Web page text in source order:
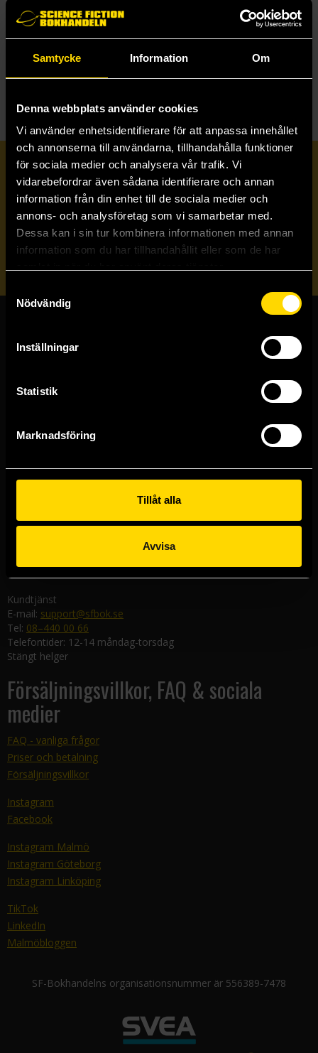
Samtycke Information Om
Denna webbplats använder cookies
Vi använder enhetsidentifierare för att anpassa innehållet
och annonserna till användarna, tillhandahålla funktioner
för sociala medier och analysera vår trafik. Vi
vidarebefordrar även sådana identifierare och annan
information från din enhet till de sociala medier och
annons- och analysföretag som vi samarbetar med.
Dessa kan i sin tur kombinera informationen med annan
information som du har tillhandahållit eller som de har
Nödvändig
Inställningar
Statistik
Marknadsföring
Tillåt alla
Avvisa
KORTROMAN
LÄROBOK
NOVELL
SAMLINGSVOLYM
TECKNA & MÅLA TECKNAD SERIE
Prenumerera på vårt nyhetsbrev
Veckobrevet
Skicka
Butiker & kundtjänst
Västerlånggatan 48
Göteborgsbutiken
Kungsgatan 19
Malmöbutiken
582 19 Linköping
Kundtjänst
E-mail: support@sfbok.se
Tel: 08–440 00 66
Telefontider: 12-14 måndag-torsdag
Stängt helger
Försäljningsvillkor, FAQ & sociala
medier
FAQ - vanliga frågor
Priser och betalning
Försäljningsvillkor
Instagram
Facebook
Instagram Malmö
Instagram Göteborg
Instagram Linköping
TikTok
LinkedIn
Malmöbloggen
SF-Bokhandelns organisationsnummer är 556389-7478